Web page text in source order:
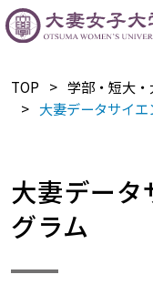
TOP 学部・短大
大妻データサイ
大妻デー
グラム